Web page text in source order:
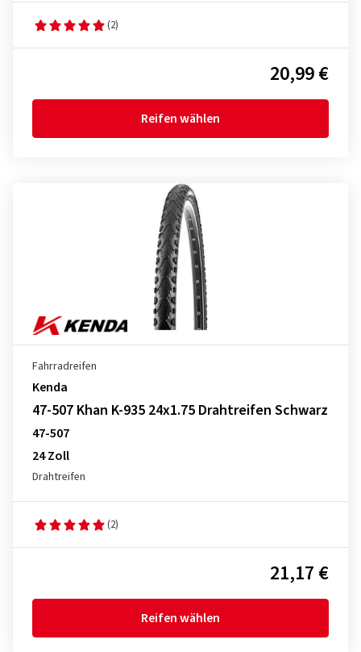
(2)
20,99 €
Reifen wählen
Fahrradreifen
Kenda
47-507 Khan K-935 24x1.75 Drahtreifen Schwarz
47-507
24 Zoll
Drahtreifen
(2)
21,17 €
Reifen wählen